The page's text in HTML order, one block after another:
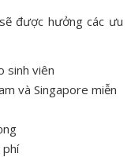
được hưởng các ưu
sinh viên
và Singapore miễn
phí